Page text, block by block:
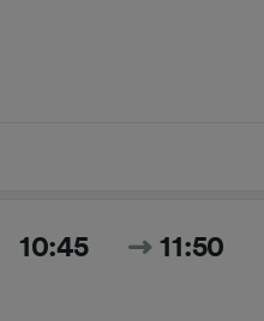
10:45 11:50